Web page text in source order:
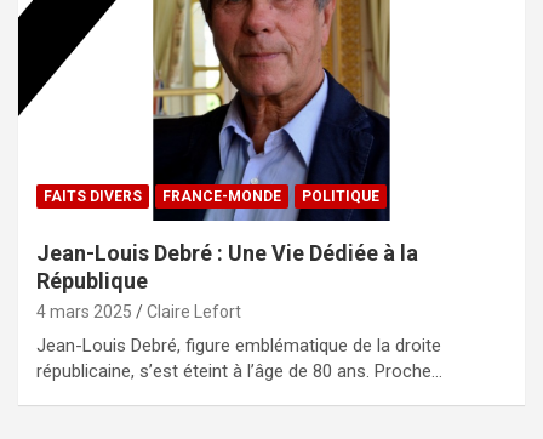
FAITS DIVERS FRANCE-MONDE POLITIQUE
Jean-Louis Debré : Une Vie Dédiée à la
République
4 mars 2025 Claire Lefort
Jean-Louis Debré, figure emblématique de la droite
républicaine, s’est éteint à l’âge de 80 ans. Proche…